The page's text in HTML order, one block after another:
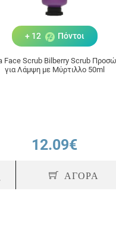
+ 12 Πόντοι
Face Scrub Bilberry Scrub
για Λάμψη με Μύρτιλλο 50ml
12.09€
ΑΓΟΡΑ